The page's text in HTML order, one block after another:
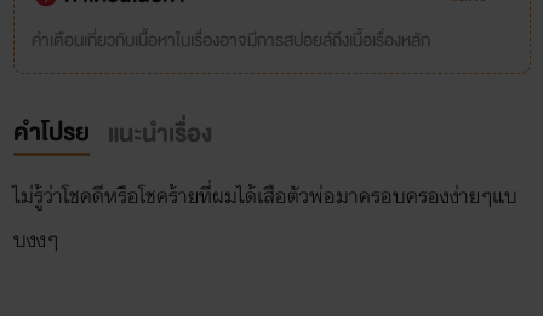
คำเตือนเกี่ยวกับเนื้อหาในเรื่องอาจมีการสปอยล์ถึงเนื้อเรื่องหลัก
คำโปรย แนะนำเรื่อง
ไม่รู้ว่าโชคดีหรือโชคร้ายที่ผมได้เสือตัวพ่อมาครอบครองง่ายๆแบ
บงงๆ